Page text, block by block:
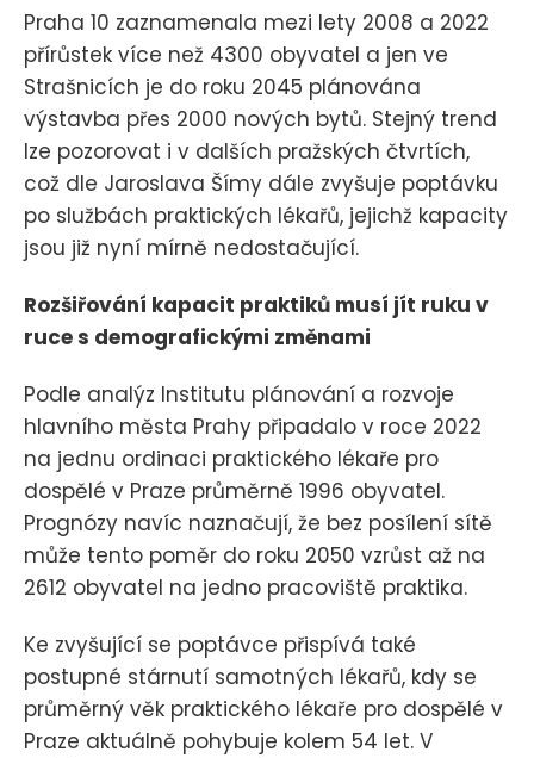
Praha 10 zaznamenala mezi lety 2008 a 2022
přírůstek více než 4300 obyvatel a jen ve
Strašnicích je do roku 2045 plánována
výstavba přes 2000 nových bytů. Stejný trend
lze pozorovat i v dalších pražských čtvrtích,
což dle Jaroslava Šímy dále zvyšuje poptávku
po službách praktických lékařů, jejichž kapacity
jsou již nyní mírně nedostačující.
Rozšiřování kapacit praktiků musí jít ruku v
ruce s demografickými změnami
Podle analýz Institutu plánování a rozvoje
hlavního města Prahy připadalo v roce 2022
na jednu ordinaci praktického lékaře pro
dospělé v Praze průměrně 1996 obyvatel.
Prognózy navíc naznačují, že bez posílení sítě
může tento poměr do roku 2050 vzrůst až na
2612 obyvatel na jedno pracoviště praktika.
Ke zvyšující se poptávce přispívá také
postupné stárnutí samotných lékařů, kdy se
průměrný věk praktického lékaře pro dospělé v
Praze aktuálně pohybuje kolem 54 let. V